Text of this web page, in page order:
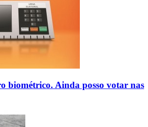
biométrico. Ainda posso votar nas